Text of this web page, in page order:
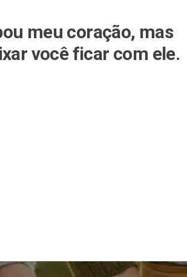
meu coração, mas
você ficar com ele.